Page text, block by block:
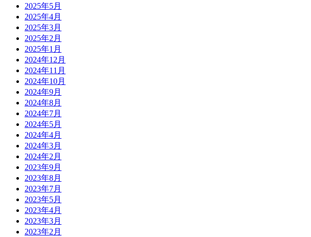
2025年5月
2025年4月
2025年3月
2025年2月
2025年1月
2024年12月
2024年11月
2024年10月
2024年9月
2024年8月
2024年7月
2024年5月
2024年4月
2024年3月
2024年2月
2023年9月
2023年8月
2023年7月
2023年5月
2023年4月
2023年3月
2023年2月